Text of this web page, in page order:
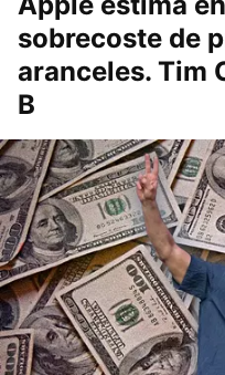
sobrecoste de
aranceles. Tim
B